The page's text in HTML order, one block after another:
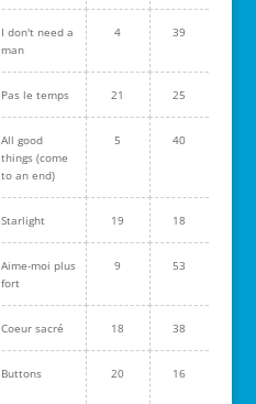
I don't need a
man
4 39
Pas le temps 21 25
All good
things (come
to an end)
5 40
Starlight 19 18
Aime-moi plus
fort
9 53
Coeur sacré 18 38
Buttons 20 16